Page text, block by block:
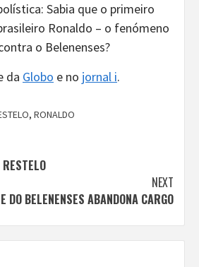
Sabia que o primeiro
Ronaldo – o fenómeno
o Belenenses?
da Globo e no jornal i.
, RONALDO
NEXT
DO BELENENSES ABANDONA CARGO